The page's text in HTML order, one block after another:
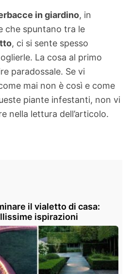
in giardino, in
che spuntano tra le
, ci si sente spesso
La cosa al primo
paradossale. Se vi
mai non è così e come
piante infestanti, non vi
nella lettura dell’articolo.
il vialetto di casa:
ispirazioni